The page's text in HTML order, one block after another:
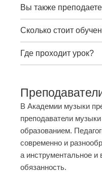
Вы также
Сколько стоит
Где проходит урок?
В Академии музыки
преподаватели
образованием.
современно и
а инструментальное
обязанность.